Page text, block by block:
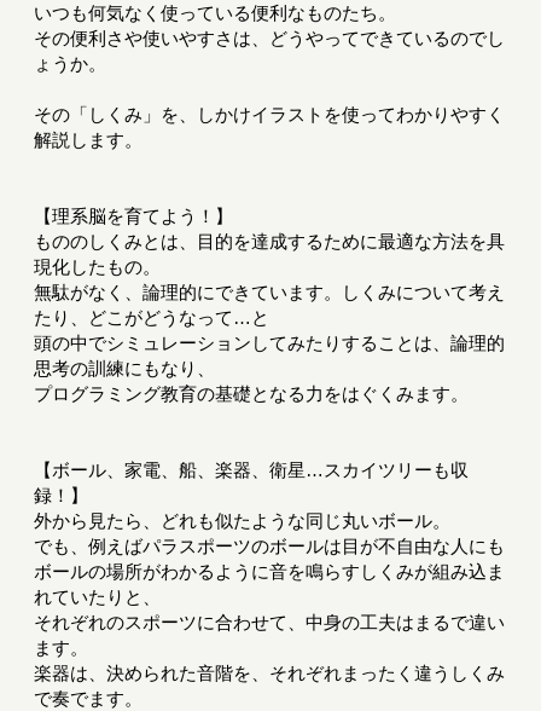
いつも何気なく使っている便利なものたち。
その便利さや使いやすさは、どうやってできているのでし
ょうか。
その「しくみ」を、しかけイラストを使ってわかりやすく
解説します。
【理系脳を育てよう！】
もののしくみとは、目的を達成するために最適な方法を具
現化したもの。
無駄がなく、論理的にできています。しくみについて考え
たり、どこがどうなって…と
頭の中でシミュレーションしてみたりすることは、論理的
思考の訓練にもなり、
プログラミング教育の基礎となる力をはぐくみます。
【ボール、家電、船、楽器、衛星…スカイツリーも収
録！】
外から見たら、どれも似たような同じ丸いボール。
でも、例えばパラスポーツのボールは目が不自由な人にも
ボールの場所がわかるように音を鳴らすしくみが組み込ま
れていたりと、
それぞれのスポーツに合わせて、中身の工夫はまるで違い
ます。
楽器は、決められた音階を、それぞれまったく違うしくみ
で奏でます。